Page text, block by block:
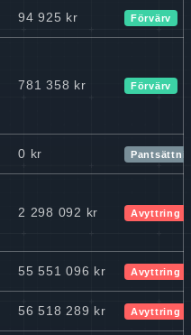
94 925 kr Förvärv
781 358 kr Förvärv
0 kr
2 298 092 kr Avyttring
55 551 096 kr Avyttring
56 518 289 kr Avyttring